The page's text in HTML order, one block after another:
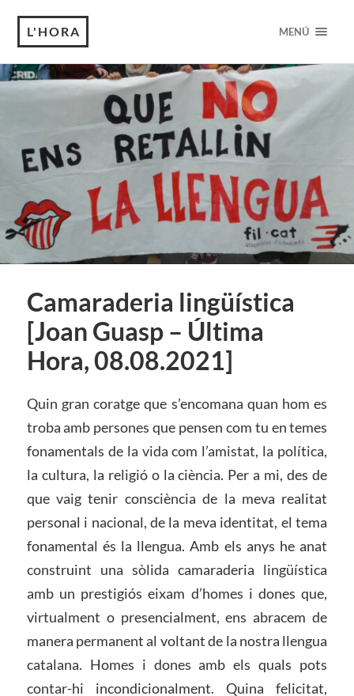
L'HORA MENÚ
Camaraderia lingüística
[Joan Guasp – Última
Hora, 08.08.2021]
Quin gran coratge que s’encomana quan hom es
troba amb persones que pensen com tu en temes
fonamentals de la vida com l’amistat, la política,
la cultura, la religió o la ciència. Per a mi, des de
que vaig tenir consciència de la meva realitat
personal i nacional, de la meva identitat, el tema
fonamental és la llengua. Amb els anys he anat
construint una sòlida camaraderia lingüística
amb un prestigiós eixam d’homes i dones que,
virtualment o presencialment, ens abracem de
manera permanent al voltant de la nostra llengua
catalana. Homes i dones amb els quals pots
contar-hi incondicionalment. Quina felicitat,